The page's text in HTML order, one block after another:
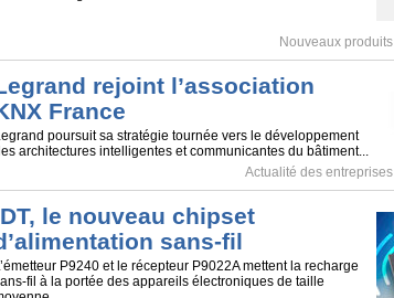
Nouveaux produits
rejoint l’association
France
poursuit sa stratégie tournée vers le développement
architectures intelligentes et communicantes du bâtiment...
Actualité des entreprises
le nouveau chipset
sans-fil
P9240 et le récepteur P9022A mettent la recharge
fil à la portée des appareils électroniques de taille